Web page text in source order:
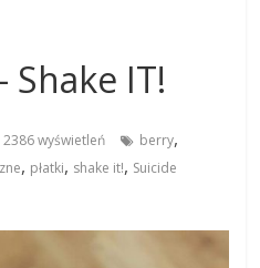
Shake IT!
2386 wyświetleń berry,
, płatki, shake it!, Suicide